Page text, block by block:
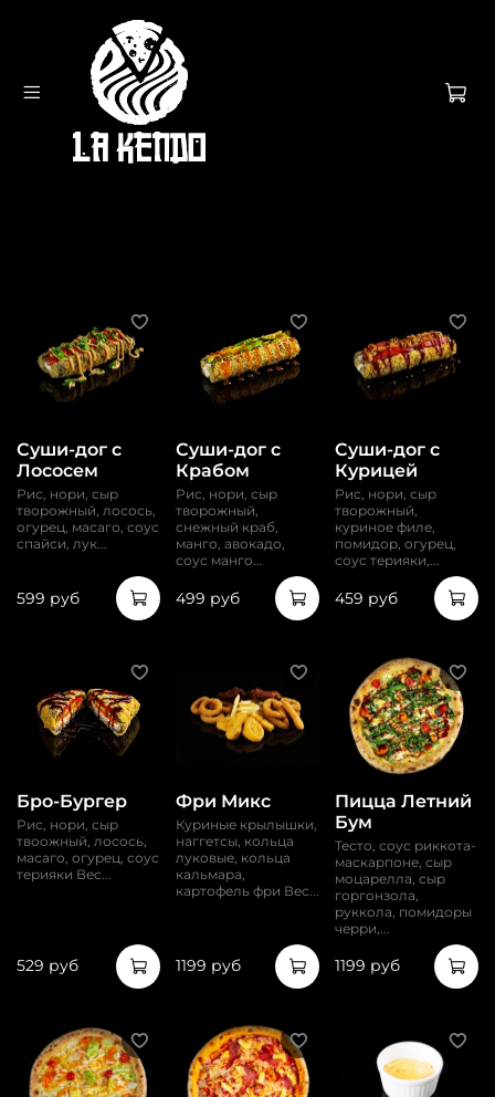
Суши-дог с
Лососем
Рис, нори, сыр
творожный, лосось,
огурец, масаго, соус
спайси, лук...
599 руб
Суши-дог с
Крабом
Рис, нори, сыр
творожный,
снежный краб,
манго, авокадо,
соус манго...
499 руб
Суши-дог с
Курицей
Рис, нори, сыр
творожный,
куриное филе,
помидор, огурец,
соус терияки,...
459 руб
Бро-Бургер
Рис, нори, сыр
твоожный, лосось,
масаго, огурец, соус
терияки Вес...
529 руб
Фри Микс
Куриные крылышки,
наггетсы, кольца
луковые, кольца
кальмара,
картофель фри Вес...
1199 руб
Пицца Летний
Бум
Тесто, соус риккота-
маскарпоне, сыр
моцарелла, сыр
горгонзола,
руккола, помидоры
черри,...
1199 руб